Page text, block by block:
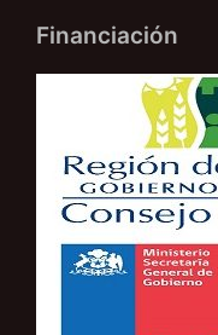
Financiación